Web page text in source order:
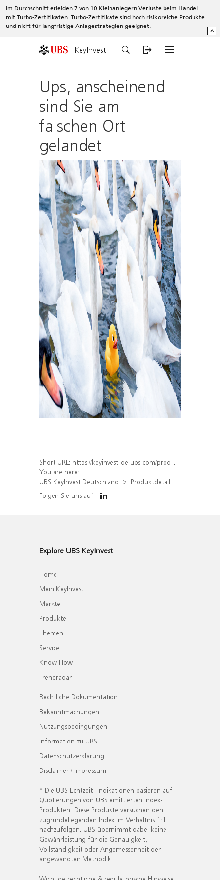
Im Durchschnitt erleiden 7 von 10 Kleinanlegern Verluste beim Handel
mit Turbo-Zertifikaten. Turbo-Zertifikate sind hoch risikoreiche Produkte
und nicht für langfristige Anlagestrategien geeignet.
^
KeyInvest
Ups, anscheinend
sind Sie am
falschen Ort
gelandet
Short URL: https://keyinvest-de.ubs.com/produkt/detail/index/isin/DE000WA47PC4
You are here:
UBS KeyInvest Deutschland
Produktdetail
Folgen Sie uns auf
Explore UBS KeyInvest
Home
Mein KeyInvest
Märkte
Produkte
Themen
Service
Know How
Trendradar
Rechtliche Dokumentation
Bekanntmachungen
Nutzungsbedingungen
Information zu UBS
Datenschutzerklärung
Disclaimer / Impressum
* Die UBS Echtzeit- Indikationen basieren auf
Quotierungen von UBS emittierten Index-
Produkten. Diese Produkte versuchen den
zugrundeliegenden Index im Verhältnis 1:1
nachzufolgen. UBS übernimmt dabei keine
Gewährleistung für die Genauigkeit,
Vollständigkeit oder Angemessenheit der
angewandten Methodik.